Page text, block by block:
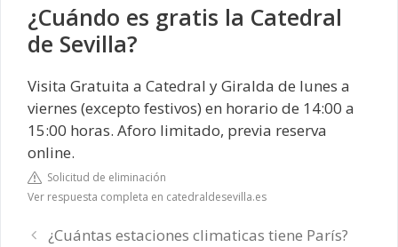
¿Cuándo es gratis la Catedral
de Sevilla?
Visita Gratuita a Catedral y Giralda de lunes a
viernes (excepto festivos) en horario de 14:00 a
15:00 horas. Aforo limitado, previa reserva
online.
Solicitud de eliminación
Ver respuesta completa en catedraldesevilla.es
¿Cuántas estaciones climaticas tiene París?